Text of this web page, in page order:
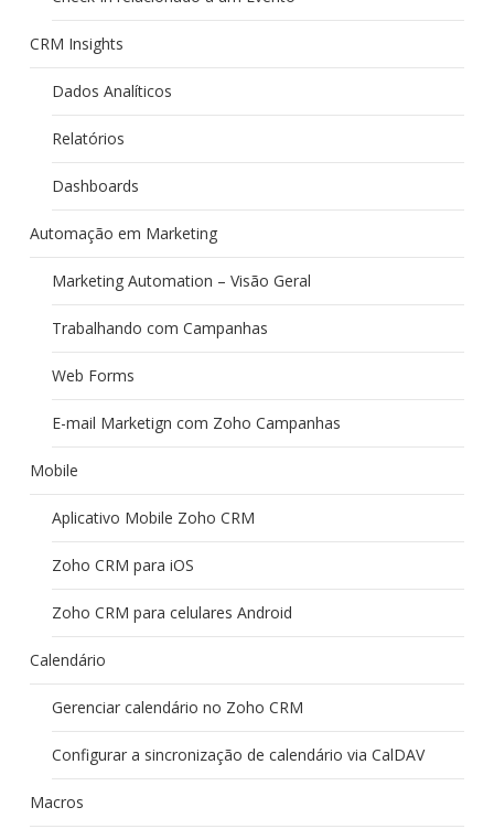
CRM Insights
Dados Analíticos
Relatórios
Dashboards
Automação em Marketing
Marketing Automation – Visão Geral
Trabalhando com Campanhas
Web Forms
E-mail Marketign com Zoho Campanhas
Mobile
Aplicativo Mobile Zoho CRM
Zoho CRM para iOS
Zoho CRM para celulares Android
Calendário
Gerenciar calendário no Zoho CRM
Configurar a sincronização de calendário via CalDAV
Macros